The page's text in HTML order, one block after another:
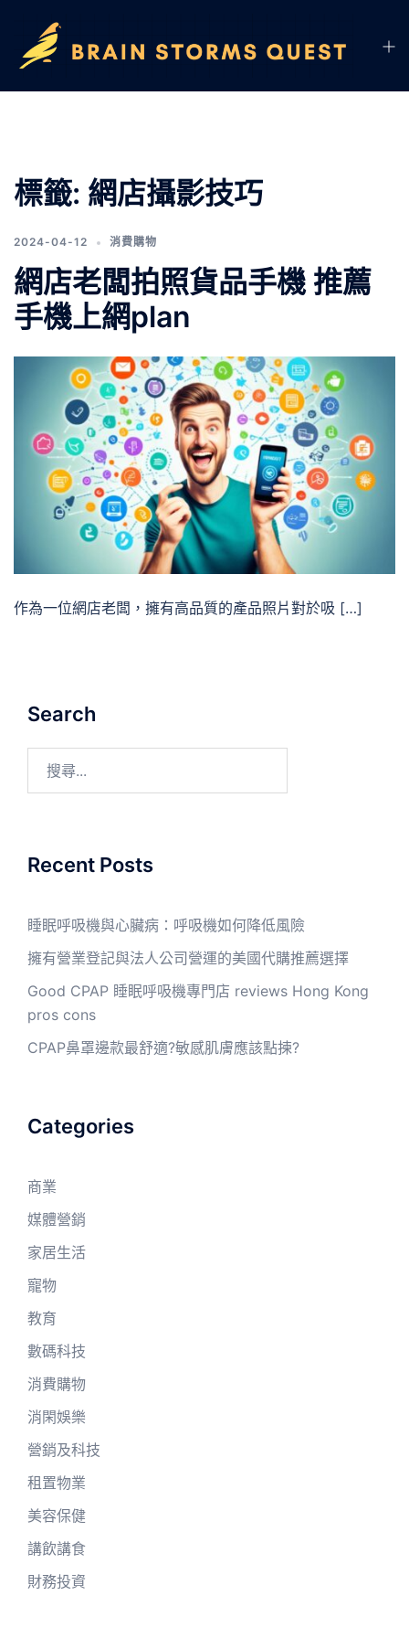
標籤: 網店攝影技巧
2024-04-12 消費購物
網店老闆拍照貨品手機 推薦
手機上網plan
作為一位網店老闆，擁有高品質的產品照片對於吸 […]
Search
Recent Posts
睡眠呼吸機與心臟病：呼吸機如何降低風險
擁有營業登記與法人公司營運的美國代購推薦選擇
Good CPAP 睡眠呼吸機專門店 reviews Hong Kong
pros cons
CPAP鼻罩邊款最舒適?敏感肌膚應該點揀?
Categories
商業
媒體營銷
家居生活
寵物
教育
數碼科技
消費購物
消閑娛樂
營銷及科技
租置物業
美容保健
講飲講食
財務投資